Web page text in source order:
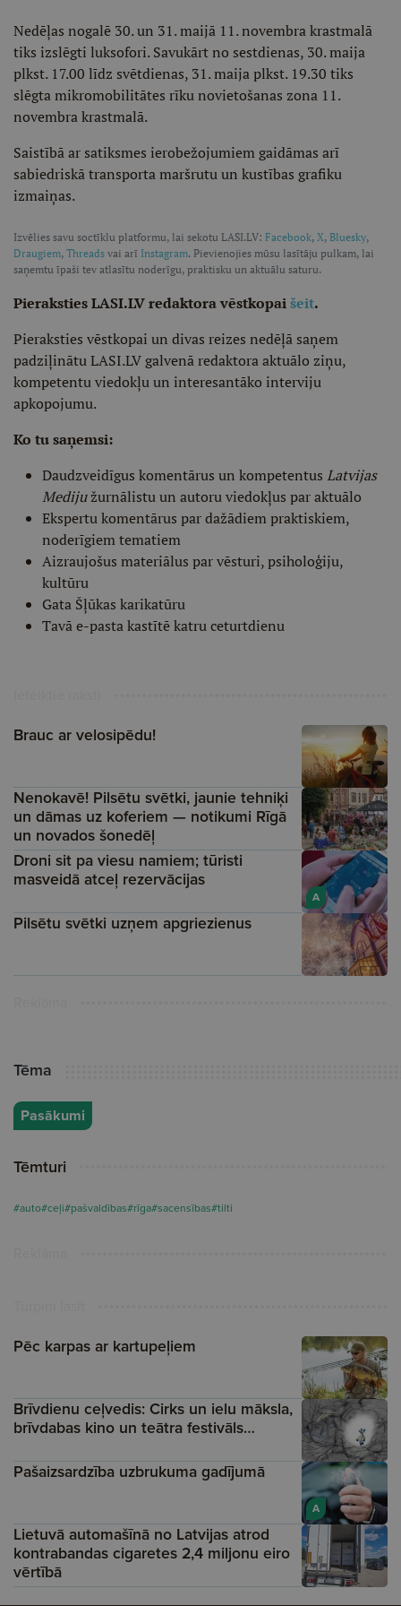
Nedēļas nogalē 30. un 31. maijā 11. novembra krastmalā
tiks izslēgti luksofori. Savukārt no sestdienas, 30. maija
plkst. 17.00 līdz svētdienas, 31. maija plkst. 19.30 tiks
slēgta mikromobilitātes rīku novietošanas zona 11.
novembra krastmalā.
Saistībā ar satiksmes ierobežojumiem gaidāmas arī
sabiedriskā transporta maršrutu un kustības grafiku
izmaiņas.
Izvēlies savu soctīklu platformu, lai sekotu LASI.LV: Facebook, X, Bluesky,
Draugiem, Threads vai arī Instagram. Pievienojies mūsu lasītāju pulkam, lai
saņemtu īpaši tev atlasītu noderīgu, praktisku un aktuālu saturu.
Pieraksties LASI.LV redaktora vēstkopaišeit.
Pieraksties vēstkopai un divas reizes nedēļā saņem
padziļinātu LASI.LV galvenā redaktora aktuālo ziņu,
kompetentu viedokļu un interesantāko interviju
apkopojumu.
Ko tu saņemsi:
Daudzveidīgus komentārus un kompetentus Latvijas
Medijužurnālistu un autoru viedokļus par aktuālo
Ekspertu komentārus par dažādiem praktiskiem,
noderīgiem tematiem
Aizraujošus materiālus par vēsturi, psiholoģiju,
kultūru
Gata Šļūkas karikatūru
Tavā e-pasta kastītē katru ceturtdienu
Brauc ar velosipēdu!
Nenokavē! Pilsētu svētki, jaunie tehniķi
un dāmas uz koferiem — notikumi Rīgā
un novados šonedēļ
A
Droni sit pa viesu namiem; tūristi
masveidā atceļ rezervācijas
Pilsētu svētki uzņem apgriezienus
Tēma
Pasākumi
Tēmturi
#auto#ceļi#pašvaldības#rīga#sacensības#tilti
Pēc karpas ar kartupeļiem
Brīvdienu ceļvedis: Cirks un ielu māksla,
brīvdabas kino un teātra festivāls…
A
Pašaizsardzība uzbrukuma gadījumā
Lietuvā automašīnā no Latvijas atrod
kontrabandas cigaretes 2,4 miljonu eiro
vērtībā